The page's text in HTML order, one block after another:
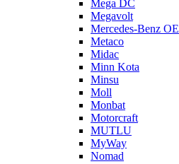
Mega DC
Megavolt
Mercedes-Benz OE
Metaco
Midac
Minn Kota
Minsu
Moll
Monbat
Motorcraft
MUTLU
MyWay
Nomad